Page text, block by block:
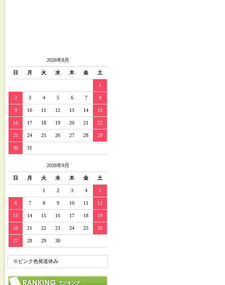
2026年8月
日 月 火 水 木 金 土
1
2 3 4 5 6 7 8
9 10 11 12 13 14 15
16 17 18 19 20 21 22
23 24 25 26 27 28 29
30 31
2026年9月
日 月 火 水 木 金 土
1 2 3 4 5
6 7 8 9 10 11 12
13 14 15 16 17 18 19
20 21 22 23 24 25 26
27 28 29 30
※ピンク色発送休み